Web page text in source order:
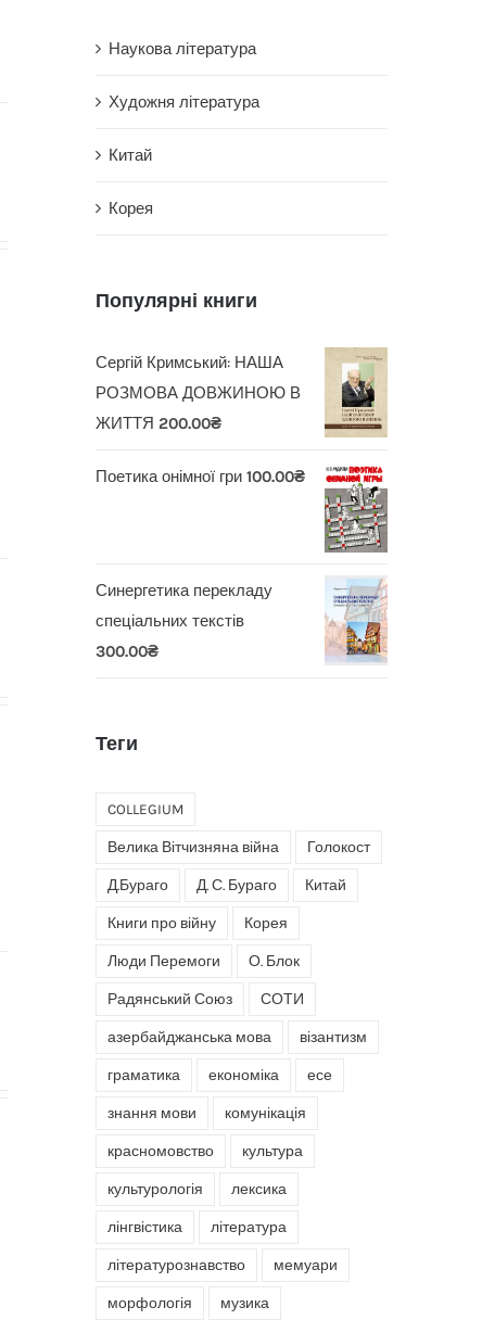
Наукова література
Художня література
Китай
Корея
Популярні книги
Сергій Кримський: НАША
РОЗМОВА ДОВЖИНОЮ В
ЖИТТЯ 200.00₴
Поетика онімної гри 100.00₴
Синергетика перекладу
спеціальних текстів
300.00₴
Теги
COLLEGIUM
Велика Вітчизняна війна Голокост
Д.Бураго Д. С. Бураго Китай
Книги про війну Корея
Люди Перемоги О. Блок
Радянський Союз СОТИ
азербайджанська мова візантизм
граматика економіка есе
знання мови комунікація
красномовство культура
культурологія лексика
лінгвістика література
літературознавство мемуари
морфологія музика